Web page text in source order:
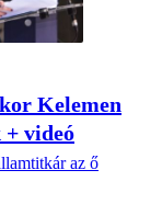
Kelemen
+ videó
az ő